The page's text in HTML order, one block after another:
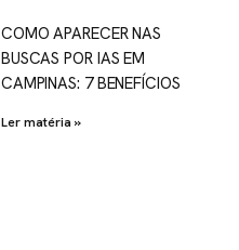
COMO APARECER NAS
BUSCAS POR IAS EM
CAMPINAS: 7 BENEFÍCIOS
Ler matéria »